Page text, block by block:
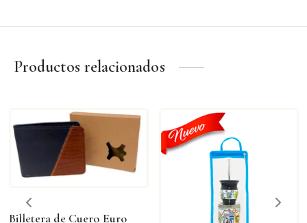
Productos relacionados
Billetera de Cuero Euro